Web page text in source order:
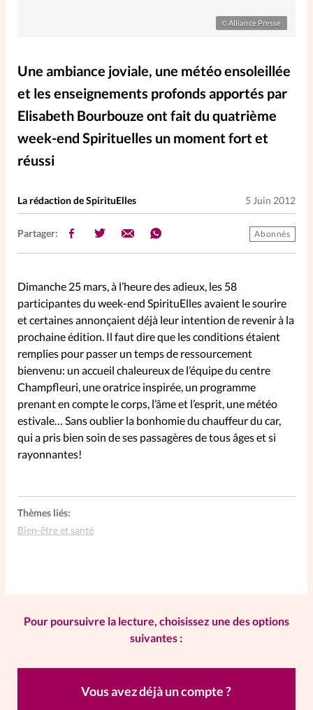
La Bible au féminin
Lifestyle
Littérature
PersonnElles
RelationnElles
Shopping Spi
Si(x) simple de...
SpirituElles
Vive la famille
SpirituElles devient Relations
Aujourd’hui!
La Boutique
La Pause SpirituElles - toutes les
Mon compte
©Alliance Presse
Une ambiance joviale, une météo ensoleillée
et les enseignements profonds apportés par
Elisabeth Bourbouze ont fait du quatrième
week-end Spirituelles un moment fort et
réussi
La rédaction de SpirituElles 5 Juin 2012
Partager: Abonnés
Dimanche 25 mars, à l’heure des adieux, les 58
participantes du week-end SpirituElles avaient le sourire
et certaines annonçaient déjà leur intention de revenir à la
prochaine édition. Il faut dire que les conditions étaient
remplies pour passer un temps de ressourcement
bienvenu: un accueil chaleureux de l’équipe du centre
Champfleuri, une oratrice inspirée, un programme
prenant en compte le corps, l’âme et l’esprit, une météo
estivale… Sans oublier la bonhomie du chauffeur du car,
qui a pris bien soin de ses passagères de tous âges et si
rayonnantes!
Thèmes liés:
Bien-être et santé
Pour poursuivre la lecture, choisissez une des options
suivantes :
Vous avez déjà un compte ?